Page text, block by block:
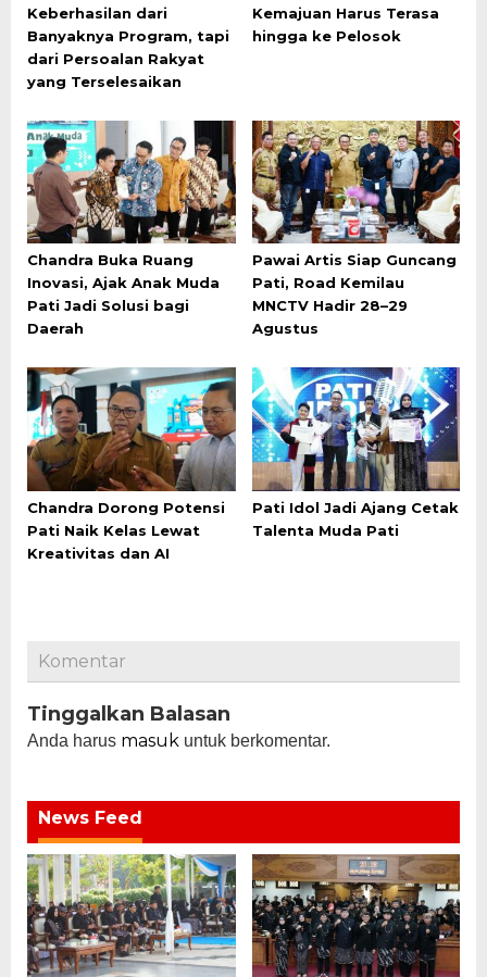
Keberhasilan dari
Banyaknya Program, tapi
dari Persoalan Rakyat
yang Terselesaikan
Kemajuan Harus Terasa
hingga ke Pelosok
Chandra Buka Ruang
Inovasi, Ajak Anak Muda
Pati Jadi Solusi bagi
Daerah
Pawai Artis Siap Guncang
Pati, Road Kemilau
MNCTV Hadir 28–29
Agustus
Chandra Dorong Potensi
Pati Naik Kelas Lewat
Kreativitas dan AI
Pati Idol Jadi Ajang Cetak
Talenta Muda Pati
Komentar
Tinggalkan Balasan
Anda harus masuk untuk berkomentar.
News Feed